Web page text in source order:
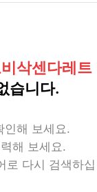
삭센다레트
습니다.
인해 보세요.
해 보세요.
로 다시 검색하십